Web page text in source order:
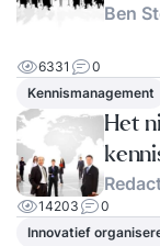
Ben
6331
0
Kennismanagement
Het
14203
0
Innovatief